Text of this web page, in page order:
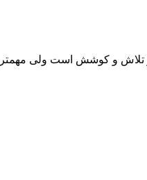
و کوشش است ولی مهمتر